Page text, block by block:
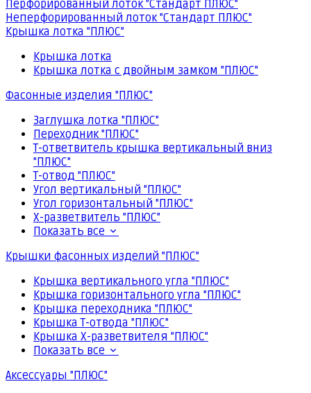
Перфорированный лоток "Стандарт ПЛЮС"
Неперфорированный лоток "Стандарт ПЛЮС"
Крышка лотка "ПЛЮС"
Крышка лотка
Крышка лотка с двойным замком "ПЛЮС"
Фасонные изделия "ПЛЮС"
Заглушка лотка "ПЛЮС"
Переходник "ПЛЮС"
Т-ответвитель крышка вертикальный вниз
"ПЛЮС"
Т-отвод "ПЛЮС"
Угол вертикальный "ПЛЮС"
Угол горизонтальный "ПЛЮС"
Х-разветвитель "ПЛЮС"
Показать все
Крышки фасонных изделий "ПЛЮС"
Крышка вертикального угла "ПЛЮС"
Крышка горизонтального угла "ПЛЮС"
Крышка переходника "ПЛЮС"
Крышка Т-отвода "ПЛЮС"
Крышка Х-разветвителя "ПЛЮС"
Показать все
Аксессуары "ПЛЮС"